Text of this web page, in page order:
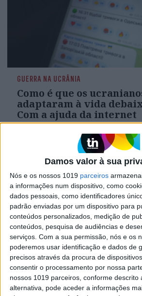
Damos valor à sua
Nós e os nossos 1019 parceiros
a informações num dispositivo, como
dados pessoais, como identificadores
padrão enviadas por um dispositivo para
conteúdos personalizados, medição de
conteúdos, pesquisa de audiências e
serviços. Com a sua permissão, nós e os
poderemos usar identificação e dados de
precisos através da procura de
consentir o processamento por nossa
nossos 1019 parceiros, conforme descrito
alternativa, pode aceder a informações
GUERRA NA UCRÂNIA
Como é que os
adaptaram à vida
Com a ajuda da internet
que caem com frequência. Saiba
ajudou os ucranianos a gerir a
viver em estado de guerra